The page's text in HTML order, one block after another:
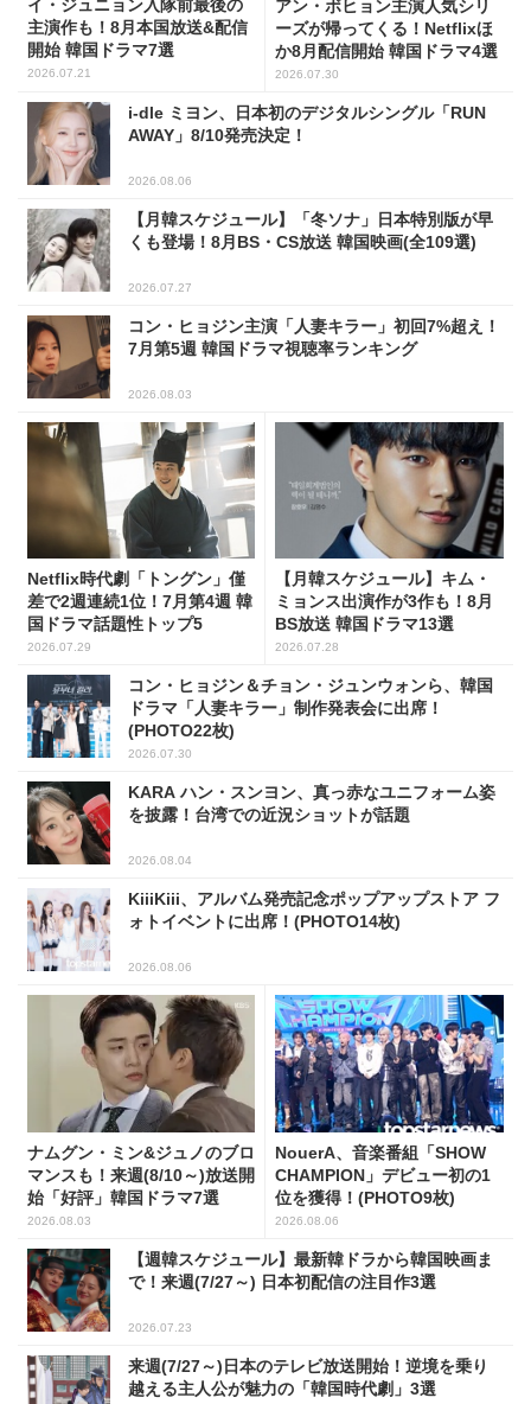
イ・ジュニョン入隊前最後の
主演作も！8月本国放送&配信
開始 韓国ドラマ7選
2026.07.21
アン・ボヒョン主演人気シリ
ーズが帰ってくる！Netflixほ
か8月配信開始 韓国ドラマ4選
2026.07.30
i-dle ミヨン、日本初のデジタルシングル「RUN
AWAY」8/10発売決定！
2026.08.06
【月韓スケジュール】「冬ソナ」日本特別版が早
くも登場！8月BS・CS放送 韓国映画(全109選)
2026.07.27
コン・ヒョジン主演「人妻キラー」初回7%超え！
7月第5週 韓国ドラマ視聴率ランキング
2026.08.03
Netflix時代劇「トングン」僅
差で2週連続1位！7月第4週 韓
国ドラマ話題性トップ5
2026.07.29
【月韓スケジュール】キム・
ミョンス出演作が3作も！8月
BS放送 韓国ドラマ13選
2026.07.28
コン・ヒョジン＆チョン・ジュンウォンら、韓国
ドラマ「人妻キラー」制作発表会に出席！
(PHOTO22枚)
2026.07.30
KARA ハン・スンヨン、真っ赤なユニフォーム姿
を披露！台湾での近況ショットが話題
2026.08.04
KiiiKiii、アルバム発売記念ポップアップストア フ
ォトイベントに出席！(PHOTO14枚)
2026.08.06
ナムグン・ミン&ジュノのブロ
マンスも！来週(8/10～)放送開
始「好評」韓国ドラマ7選
2026.08.03
NouerA、音楽番組「SHOW
CHAMPION」デビュー初の1
位を獲得！(PHOTO9枚)
2026.08.06
【週韓スケジュール】最新韓ドラから韓国映画ま
で！来週(7/27～) 日本初配信の注目作3選
2026.07.23
来週(7/27～)日本のテレビ放送開始！逆境を乗り
越える主人公が魅力の「韓国時代劇」3選